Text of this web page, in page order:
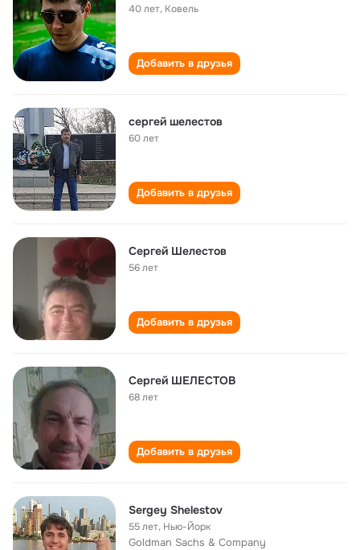
40 лет, Ковель
Добавить в друзья
сергей шелестов
60 лет
Добавить в друзья
Сергей Шелестов
56 лет
Добавить в друзья
Сергей ШЕЛЕСТОВ
68 лет
Добавить в друзья
Sergey Shelestov
55 лет, Нью-Йорк
Goldman Sachs & Company